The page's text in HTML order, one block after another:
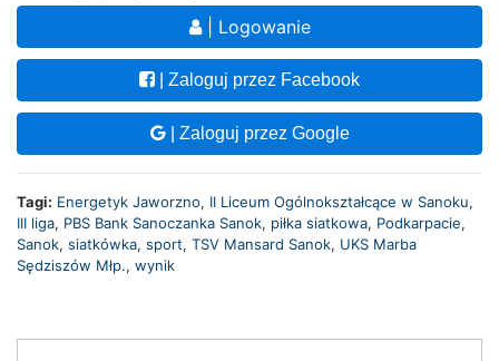
| Logowanie
| Zaloguj przez Facebook
| Zaloguj przez Google
Tagi: Energetyk Jaworzno, II Liceum Ogólnokształcące w Sanoku,
III liga, PBS Bank Sanoczanka Sanok, piłka siatkowa, Podkarpacie,
Sanok, siatkówka, sport, TSV Mansard Sanok, UKS Marba
Sędziszów Młp., wynik